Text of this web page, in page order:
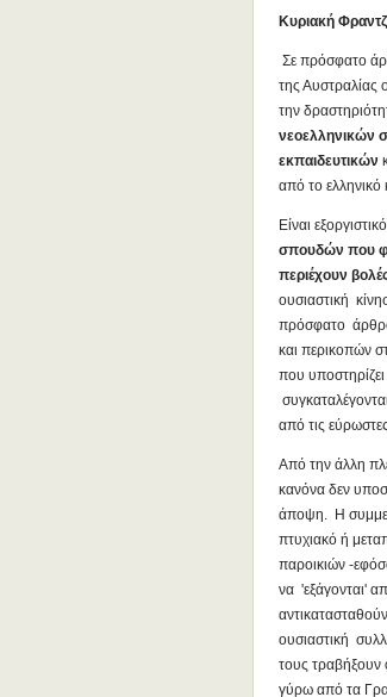
Κυριακή
Σε πρόσφατο
της Αυστραλίας
την
νεοελληνικών
εκπαιδευτικών
από το ελληνικό
Είναι
σπουδών που
περιέχουν
ουσιαστική
πρόσφατο άρθρο
και περικοπών
που
από τις
Από την άλλη
κανόνα δεν
άποψη. Η
πτυχιακό ή
παροικιών -
να 'εξάγονται'
ουσιαστική
τους τραβήξουν
γύρω από τα